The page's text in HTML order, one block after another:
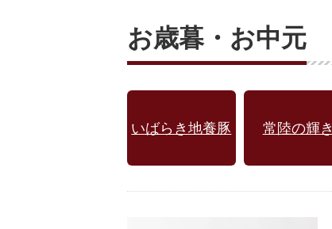
お歳暮・お中元
いばらき地養豚 常陸の輝き